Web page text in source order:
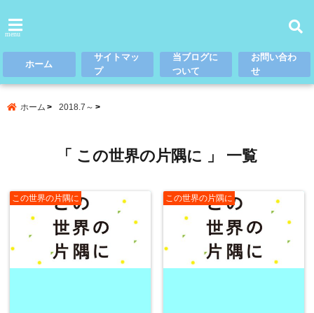
menu
ホーム
サイトマッ
プ
当ブログに
ついて
お問い合わ
せ
ホーム 2018.7～
「 この世界の片隅に 」 一覧
この世界の片隅に この世界の片隅に